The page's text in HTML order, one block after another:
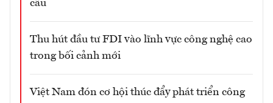
cầu
Thu hút đầu tư FDI vào lĩnh vực công nghệ cao
trong bối cảnh mới
Việt Nam đón cơ hội thúc đẩy phát triển công